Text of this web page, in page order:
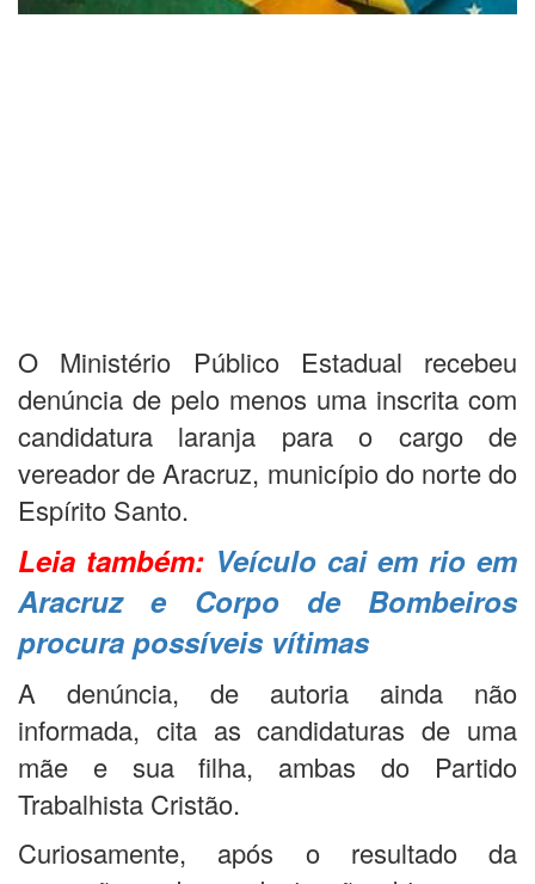
O Ministério Público Estadual recebeu
denúncia de pelo menos uma inscrita com
candidatura laranja para o cargo de
vereador de Aracruz, município do norte do
Espírito Santo.
Leia também: Veículo cai em rio em
Aracruz e Corpo de Bombeiros
procura possíveis vítimas
A denúncia, de autoria ainda não
informada, cita as candidaturas de uma
mãe e sua filha, ambas do Partido
Trabalhista Cristão.
Curiosamente, após o resultado da